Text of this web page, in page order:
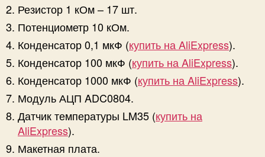
Резистор 1 кОм – 17 шт.
Потенциометр 10 кОм.
Конденсатор 0,1 мкФ (купить на AliExpress).
Конденсатор 100 мкФ (купить на AliExpress).
Конденсатор 1000 мкФ (купить на AliExpress).
Модуль АЦП ADC0804.
Датчик температуры LM35 (купить на
AliExpress).
Макетная плата.